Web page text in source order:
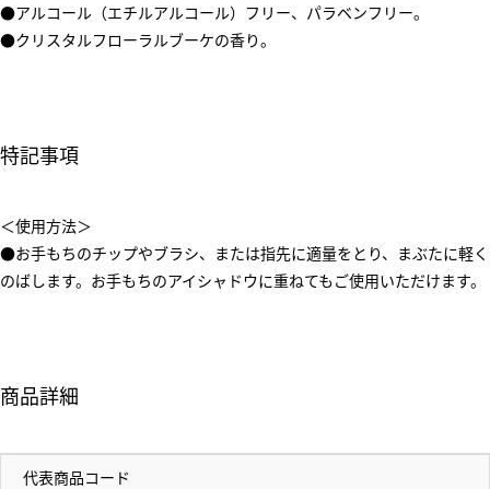
●アルコール（エチルアルコール）フリー、パラベンフリー。
●クリスタルフローラルブーケの香り。
特記事項
＜使用方法＞
●お手もちのチップやブラシ、または指先に適量をとり、まぶたに軽く
のばします。お手もちのアイシャドウに重ねてもご使用いただけます。
商品詳細
代表商品コード